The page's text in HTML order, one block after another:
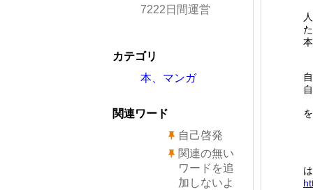
7222日間運営
カテゴリ
本、マンガ
関連ワード
自己啓発
関連の無い
ワードを追
加しないよ